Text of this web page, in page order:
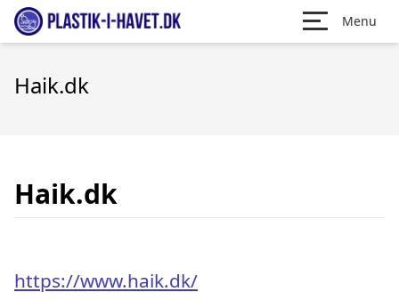
Menu
Haik.dk
Haik.dk
https://www.haik.dk/